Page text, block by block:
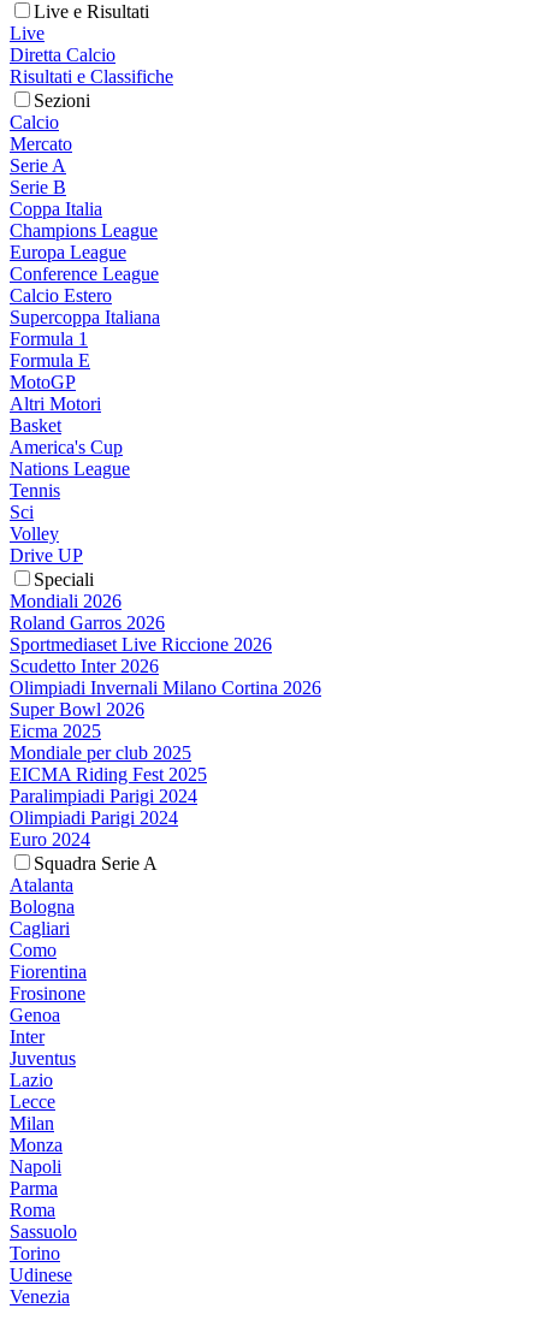
Live e Risultati
Live
Diretta Calcio
Risultati e Classifiche
Sezioni
Calcio
Mercato
Serie A
Serie B
Coppa Italia
Champions League
Europa League
Conference League
Calcio Estero
Supercoppa Italiana
Formula 1
Formula E
MotoGP
Altri Motori
Basket
America's Cup
Nations League
Tennis
Sci
Volley
Drive UP
Speciali
Mondiali 2026
Roland Garros 2026
Sportmediaset Live Riccione 2026
Scudetto Inter 2026
Olimpiadi Invernali Milano Cortina 2026
Super Bowl 2026
Eicma 2025
Mondiale per club 2025
EICMA Riding Fest 2025
Paralimpiadi Parigi 2024
Olimpiadi Parigi 2024
Euro 2024
Squadra Serie A
Atalanta
Bologna
Cagliari
Como
Fiorentina
Frosinone
Genoa
Inter
Juventus
Lazio
Lecce
Milan
Monza
Napoli
Parma
Roma
Sassuolo
Torino
Udinese
Venezia